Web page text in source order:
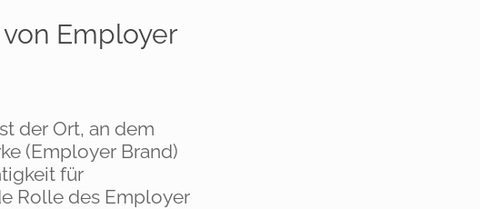
Employer
der Ort, an dem
(Employer Brand)
für
Rolle des Employer